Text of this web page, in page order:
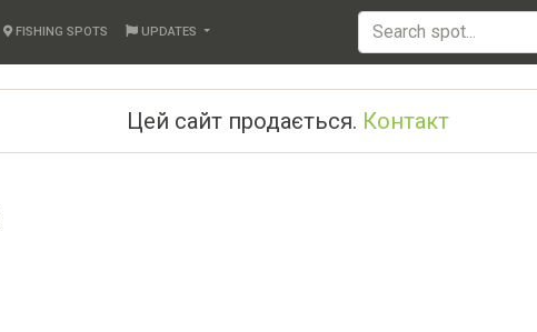
FISHING SPOTS UPDATES
Цей сайт продається. Контакт